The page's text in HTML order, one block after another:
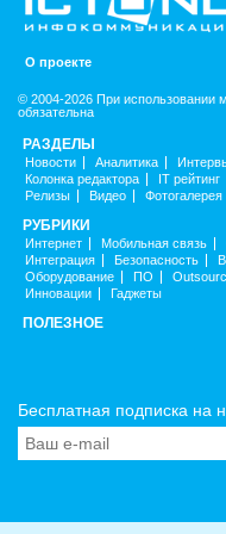
О проекте
© 2004-2026 При использовании
обязательна
РАЗДЕЛЫ
Новости Аналитика
Колонка редактора
IT рейтинг
Релизы
Видео Фотогалерея
РУБРИКИ
Интернет Мобильная связь
Интеграция
Безопасность
Оборудование
ПО
Инновации
Гаджеты
ПОЛЕЗНОЕ
Бесплатная подписка на